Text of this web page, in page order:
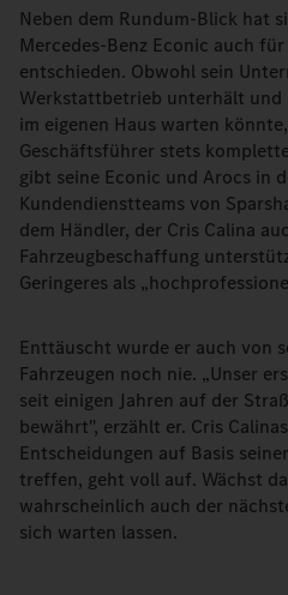
Neben dem Rundum-Blick hat
Mercedes-Benz Econic auch
entschieden. Obwohl sein
Werkstattbetrieb unterhält und
im eigenen Haus warten
Geschäftsführer stets
gibt seine Econic und Arocs in
Kundendienstteams von
dem Händler, der Cris Calina
Fahrzeugbeschaffung
Geringeres als
Enttäuscht wurde er auch von
Fahrzeugen noch nie. „Unser
seit einigen Jahren auf der
bewährt", erzählt er. Cris
Entscheidungen auf Basis
treffen, geht voll auf. Wächst
wahrscheinlich auch der
sich warten lassen.